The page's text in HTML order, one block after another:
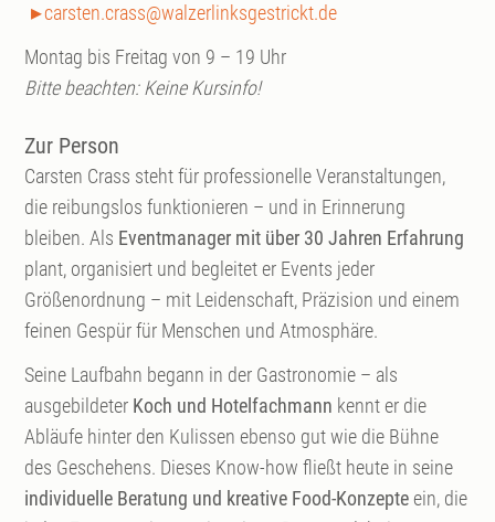
carsten.crass@walzerlinksgestrickt.de
Montag bis Freitag von 9 – 19 Uhr
Bitte beachten: Keine Kursinfo!
Zur Person
Carsten Crass steht für professionelle Veranstaltungen,
die reibungslos funktionieren – und in Erinnerung
bleiben. Als Eventmanager mit über 30 Jahren Erfahrung
plant, organisiert und begleitet er Events jeder
Größenordnung – mit Leidenschaft, Präzision und einem
feinen Gespür für Menschen und Atmosphäre.
Seine Laufbahn begann in der Gastronomie – als
ausgebildeter Koch und Hotelfachmann kennt er die
Abläufe hinter den Kulissen ebenso gut wie die Bühne
des Geschehens. Dieses Know-how fließt heute in seine
individuelle Beratung und kreative Food-Konzepteein, die